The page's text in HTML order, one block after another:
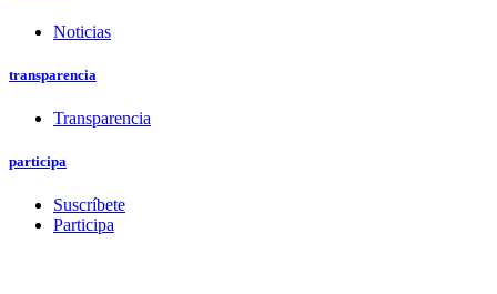
Noticias
transparencia
Transparencia
participa
Suscríbete
Participa